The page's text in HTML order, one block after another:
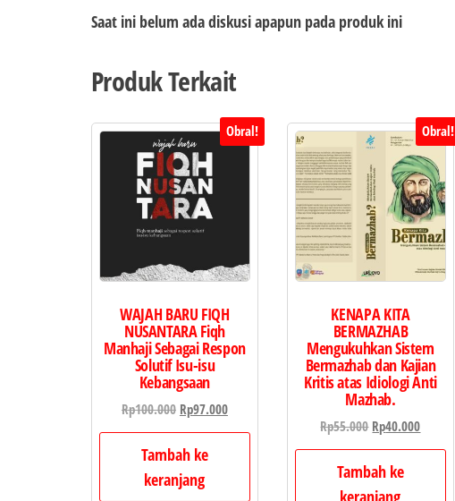
Saat ini belum ada diskusi apapun pada produk ini
Produk Terkait
Obral!
WAJAH BARU FIQH
NUSANTARA Fiqh
Manhaji Sebagai Respon
Solutif Isu-isu
Kebangsaan
Rp100.000 Harga
aslinya
adalah:
Rp100.000.
Rp97.000Harga
saat
Tambah ke
keranjang
Obral!
KENAPA KITA
BERMAZHAB
Mengukuhkan Sistem
Bermazhab dan Kajian
Kritis atas Idiologi Anti
Mazhab.
Rp55.000 Harga
aslinya
adalah:
Rp55.000.
Rp40.000Harga
saat
Tambah ke
keranjang